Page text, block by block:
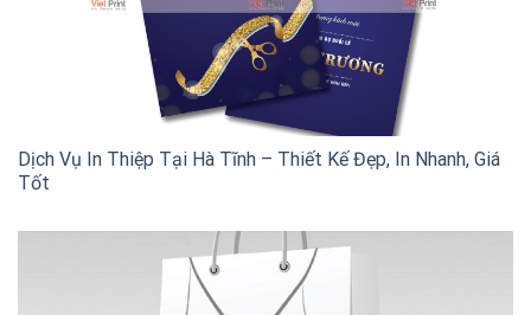
Dịch Vụ In Thiệp Tại Hà Tĩnh – Thiết Kế Đẹp, In Nhanh, Giá
Tốt